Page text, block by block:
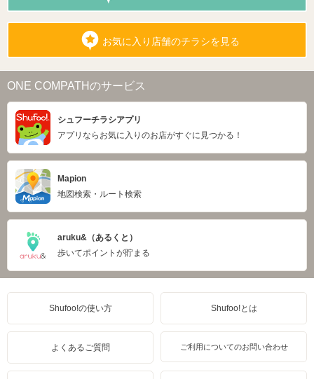
お気に入り店舗のチラシを見る
ONE COMPATHのサービス
シュフーチラシアプリ
アプリならお気に入りのお店がすぐに見つかる！
Mapion
地図検索・ルート検索
aruku&（あるくと）
歩いてポイントが貯まる
Shufoo!の使い方 Shufoo!とは
よくあるご質問 ご利用についてのお問い合わせ